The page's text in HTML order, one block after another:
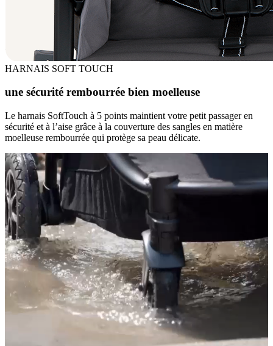
HARNAIS SOFT TOUCH
une sécurité rembourrée bien moelleuse
Le harnais SoftTouch à 5 points maintient votre petit passager en
sécurité et à l’aise grâce à la couverture des sangles en matière
moelleuse rembourrée qui protège sa peau délicate.